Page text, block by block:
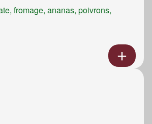
fromage, ananas, poivrons,